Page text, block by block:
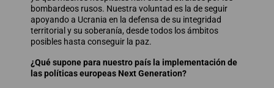
bombardeos rusos. Nuestra voluntad es la de seguir
apoyando a Ucrania en la defensa de su integridad
territorial y su soberanía, desde todos los ámbitos
posibles hasta conseguir la paz.
¿Qué supone para nuestro país la implementación de
las políticas europeas Next Generation?